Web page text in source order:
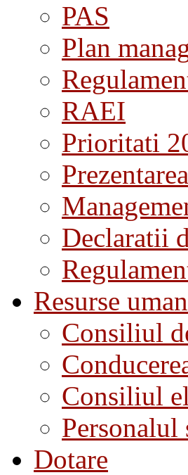
PAS
Plan
RAEI
Prioritati
Declaratii
Resurse
Consiliul
Consiliul
Personalul
Dotare